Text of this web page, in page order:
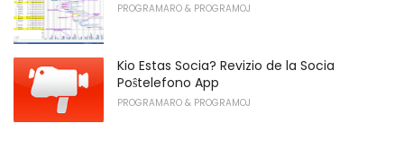
PROGRAMARO & PROGRAMOJ
Kio Estas Socia? Revizio de la Socia
Poŝtelefono App
PROGRAMARO & PROGRAMOJ